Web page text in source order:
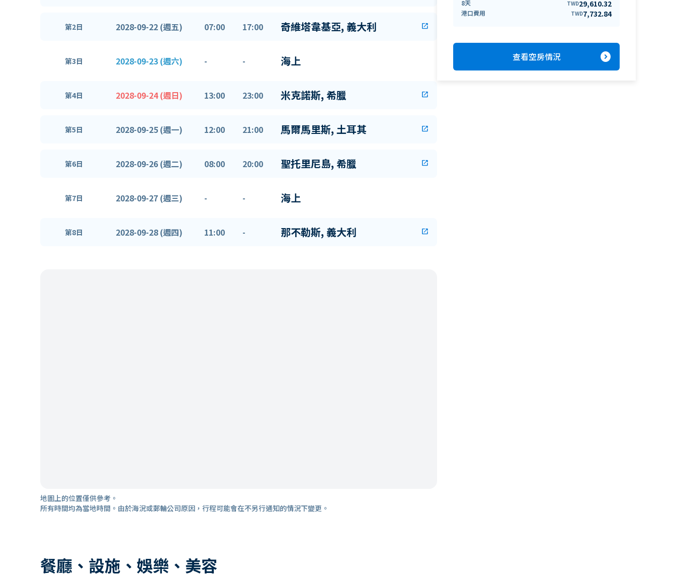
第2日 2028-09-22 (週五) 07:00 17:00 奇維塔韋基亞, 義大利 open_in_new
第3日 2028-09-23 (週六) - - 海上
第4日 2028-09-24 (週日) 13:00 23:00 米克諾斯, 希臘 open_in_new
第5日 2028-09-25 (週一) 12:00 21:00 馬爾馬里斯, 土耳其 open_in_new
第6日 2028-09-26 (週二) 08:00 20:00 聖托里尼島, 希臘 open_in_new
第7日 2028-09-27 (週三) - - 海上
第8日 2028-09-28 (週四) 11:00 - 那不勒斯, 義大利 open_in_new
地圖上的位置僅供參考。
所有時間均為當地時間。由於海況或郵輪公司原因，行程可能會在不另行通知的情況下變更。
餐廳、設施、娛樂、美容
8天 TWD29,610.32
港口費用 TWD7,732.84
查看空房情況 expand_circle_right